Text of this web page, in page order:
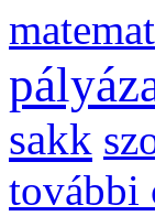
sakk
további